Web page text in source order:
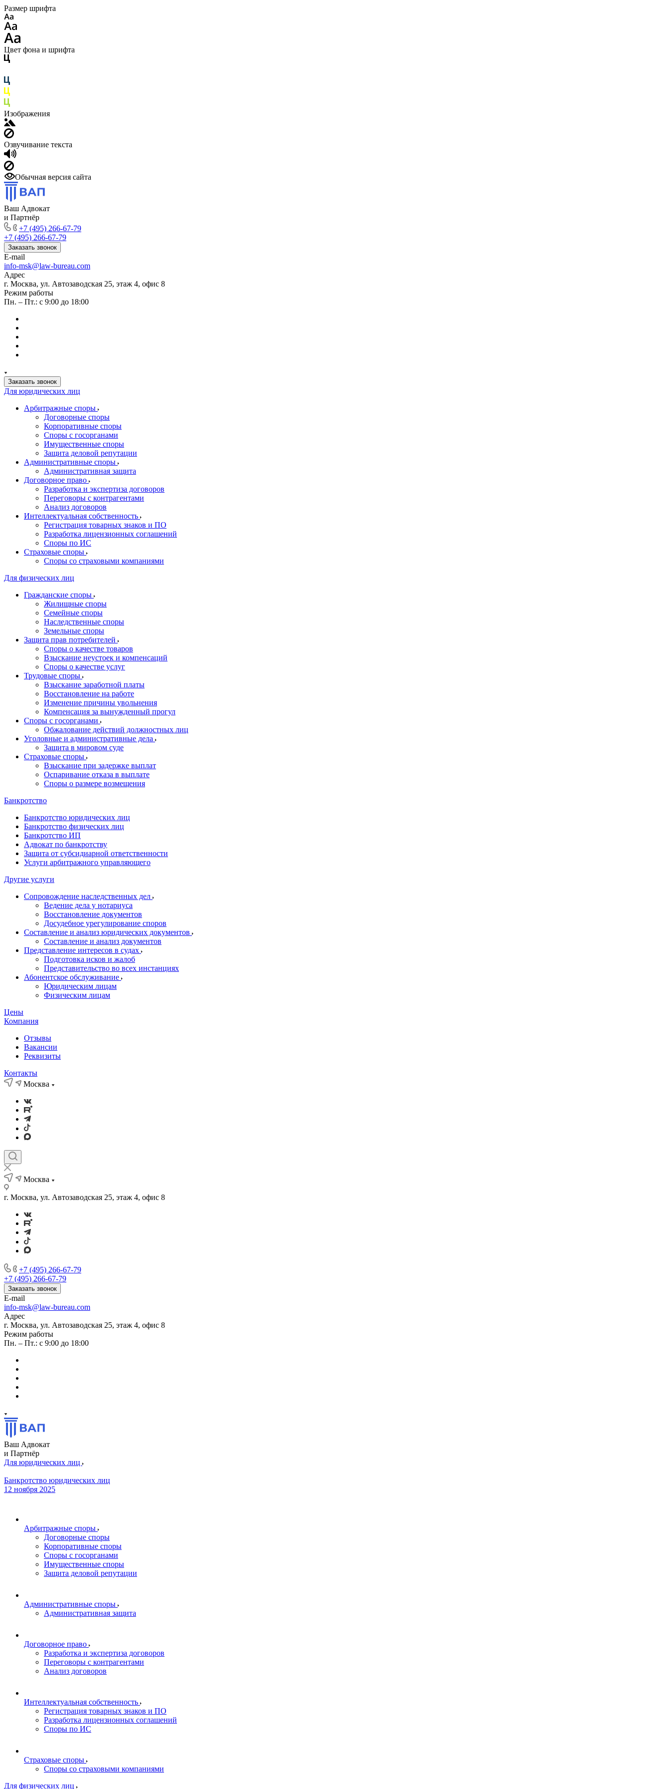
Размер шрифта
Цвет фона и шрифта
Изображения
Озвучивание текста
Обычная версия сайта
Ваш Адвокат
и Партнёр
+7 (495) 266-67-79
+7 (495) 266-67-79
Заказать звонок
E-mail
info-msk@law-bureau.com
Адрес
г. Москва, ул. Автозаводская 25, этаж 4, офис 8
Режим работы
Пн. – Пт.: с 9:00 до 18:00
Заказать звонок
Для юридических лиц
Арбитражные споры
Договорные споры
Корпоративные споры
Споры с госорганами
Имущественные споры
Защита деловой репутации
Административные споры
Административная защита
Договорное право
Разработка и экспертиза договоров
Переговоры с контрагентами
Анализ договоров
Интеллектуальная собственность
Регистрация товарных знаков и ПО
Разработка лицензионных соглашений
Споры по ИС
Страховые споры
Споры со страховыми компаниями
Для физических лиц
Гражданские споры
Жилищные споры
Семейные споры
Наследственные споры
Земельные споры
Защита прав потребителей
Споры о качестве товаров
Взыскание неустоек и компенсаций
Споры о качестве услуг
Трудовые споры
Взыскание заработной платы
Восстановление на работе
Изменение причины увольнения
Компенсация за вынужденный прогул
Споры с госорганами
Обжалование действий должностных лиц
Уголовные и административные дела
Защита в мировом суде
Страховые споры
Взыскание при задержке выплат
Оспаривание отказа в выплате
Споры о размере возмещения
Банкротство
Банкротство юридических лиц
Банкротство физических лиц
Банкротство ИП
Адвокат по банкротству
Защита от субсидиарной ответственности
Услуги арбитражного управляющего
Другие услуги
Сопровождение наследственных дел
Ведение дела у нотариуса
Восстановление документов
Досудебное урегулирование споров
Составление и анализ юридических документов
Составление и анализ документов
Представление интересов в судах
Подготовка исков и жалоб
Представительство во всех инстанциях
Абонентское обслуживание
Юридическим лицам
Физическим лицам
Цены
Компания
Отзывы
Вакансии
Реквизиты
Контакты
Москва
Москва
г. Москва, ул. Автозаводская 25, этаж 4, офис 8
+7 (495) 266-67-79
+7 (495) 266-67-79
Заказать звонок
E-mail
info-msk@law-bureau.com
Адрес
г. Москва, ул. Автозаводская 25, этаж 4, офис 8
Режим работы
Пн. – Пт.: с 9:00 до 18:00
Ваш Адвокат
и Партнёр
Для юридических лиц
Банкротство юридических лиц
12 ноября 2025
Арбитражные споры
Договорные споры
Корпоративные споры
Споры с госорганами
Имущественные споры
Защита деловой репутации
Административные споры
Административная защита
Договорное право
Разработка и экспертиза договоров
Переговоры с контрагентами
Анализ договоров
Интеллектуальная собственность
Регистрация товарных знаков и ПО
Разработка лицензионных соглашений
Споры по ИС
Страховые споры
Споры со страховыми компаниями
Для физических лиц